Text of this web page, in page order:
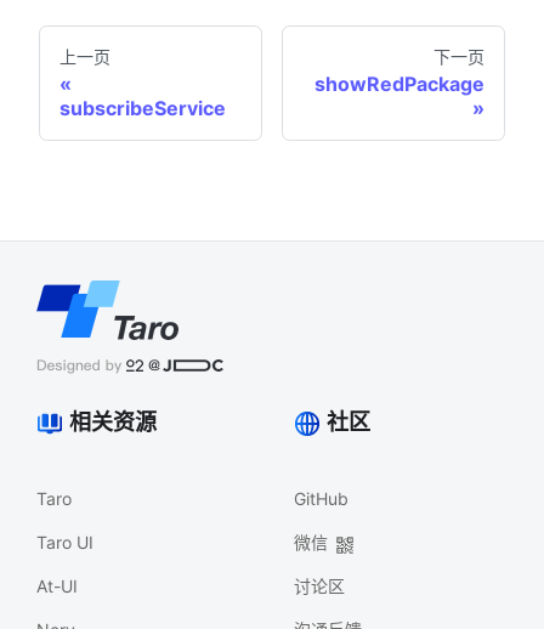
上一页
subscribeService
下一页
showRedPackage
相关资源
Taro
Taro UI
At-UI
社区
GitHub
微信
讨论区